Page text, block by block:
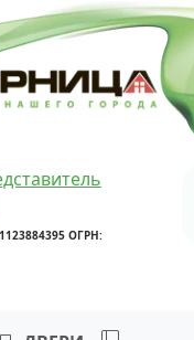
ОГРН: